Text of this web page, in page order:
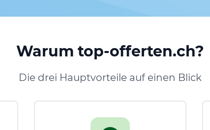
Warum top-offerten.ch?
Die drei Hauptvorteile auf einen Blick